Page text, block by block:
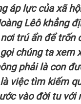
áp lực của xã
Lêô khẳng
trú ẩn để
chúng ta
phải là con
việc tìm kiếm
vào đời tu